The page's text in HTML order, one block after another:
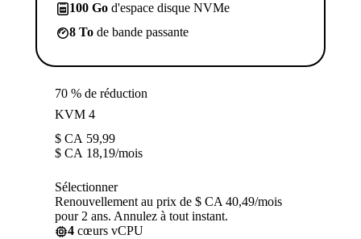
100 Go d'espace disque NVMe
8 To de bande passante
70 % de réduction
KVM 4
$ CA 59,99
$ CA 18,19/mois
Sélectionner
Renouvellement au prix de $ CA 40,49/mois
pour 2 ans. Annulez à tout instant.
4 cœurs vCPU